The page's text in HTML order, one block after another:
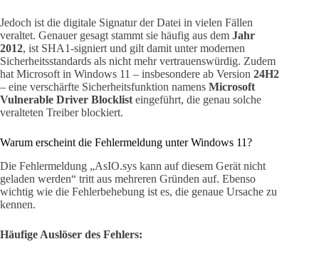
Jedoch ist die digitale Signatur der Datei in vielen Fällen
veraltet. Genauer gesagt stammt sie häufig aus dem Jahr
2012, ist SHA1-signiert und gilt damit unter modernen
Sicherheitsstandards als nicht mehr vertrauenswürdig. Zudem
hat Microsoft in Windows 11 – insbesondere ab Version 24H2
– eine verschärfte Sicherheitsfunktion namens Microsoft
Vulnerable Driver Blocklist eingeführt, die genau solche
veralteten Treiber blockiert.
Warum erscheint die Fehlermeldung unter Windows 11?
Die Fehlermeldung „AsIO.sys kann auf diesem Gerät nicht
geladen werden“ tritt aus mehreren Gründen auf. Ebenso
wichtig wie die Fehlerbehebung ist es, die genaue Ursache zu
kennen.
Häufige Auslöser des Fehlers: